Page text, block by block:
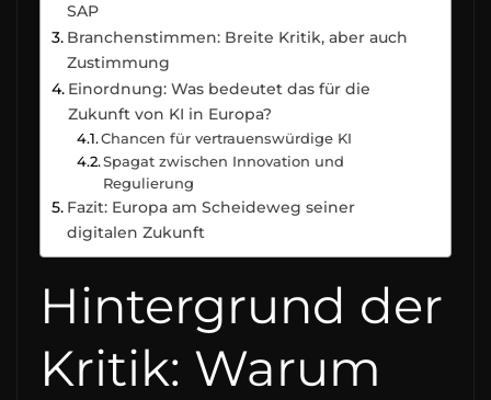
SAP
Branchenstimmen: Breite Kritik, aber auch
Zustimmung
Einordnung: Was bedeutet das für die
Zukunft von KI in Europa?
Chancen für vertrauenswürdige KI
Spagat zwischen Innovation und
Regulierung
Fazit: Europa am Scheideweg seiner
digitalen Zukunft
Hintergrund der
Kritik: Warum